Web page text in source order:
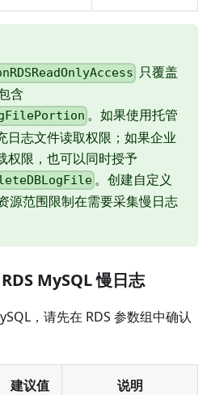
只覆盖
含
。如果使用托管
日志文件读取权限；如果企业
权限，也可以同时授予
。创建自定义
源范围限制在需要采集慢日志
MySQL 慢日志
，请先在 RDS 参数组中确认
建议值 说明